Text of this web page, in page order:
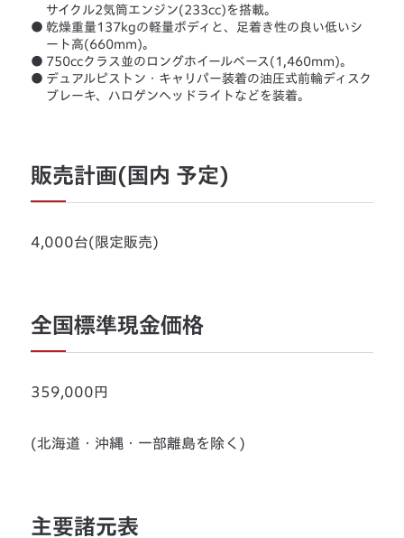
サイクル2気筒エンジン(233cc)を搭載。
● 乾燥重量137kgの軽量ボディと、足着き性の良い低いシ
ート高(660mm)。
● 750ccクラス並のロングホイールベース(1,460mm)。
● デュアルピストン・キャリパー装着の油圧式前輪ディスク
ブレーキ、ハロゲンヘッドライトなどを装着。
販売計画(国内 予定)
4,000台(限定販売)
全国標準現金価格
359,000円
(北海道・沖縄・一部離島を除く)
主要諸元表